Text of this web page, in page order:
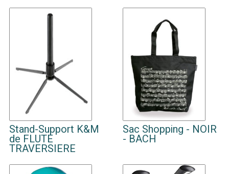
Stand-Support K&M
de FLUTE
TRAVERSIERE
Sac Shopping - NOIR
- BACH